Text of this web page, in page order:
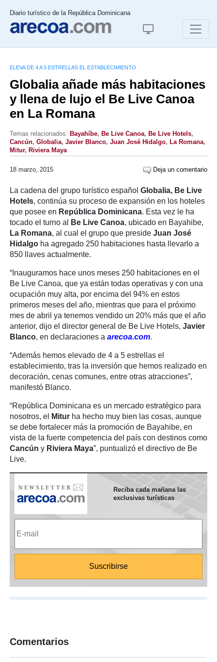
Diario turístico de la República Dominicana
ELEVA DE 4 A 5 ESTRELLAS EL ESTABLECIMIENTO
Globalia añade más habitaciones
y llena de lujo el Be Live Canoa
en La Romana
Temas relacionados: Bayahíbe, Be Live Canoa, Be Live Hotels,
Cancún, Globalia, Javier Blanco, Juan José Hidalgo, La Romana,
Mitur, Riviera Maya
18 marzo, 2015 Deja un comentario
La cadena del grupo turístico español Globalia, Be Live
Hotels, continúa su proceso de expansión en los hoteles
que posee en República Dominicana. Esta vez le ha
tocado el turno al
Be Live Canoa, ubicado en Bayahibe,
La Romana, al cual el grupo que preside Juan José
Hidalgo ha agregado 250 habitaciones hasta llevarlo a
850 llaves actualmente.
“Inauguramos hace unos meses 250 habitaciones en el
Be Live Canoa, que ya están todas operativas y con una
ocupación muy alta, por encima del 94% en estos
primeros meses del año, mientras que para el próximo
mes de abril ya tenemos vendido un 20% más que el año
anterior, dijo el director general de Be Live Hotels, Javier
Blanco, en declaraciones a arecoa.com.
“Además hemos elevado de 4 a 5 estrellas el
establecimiento, tras la inversión que hemos realizado en
decoración, cenas comunes, entre otras atracciones”,
manifestó Blanco.
“República Dominicana es un mercado estratégico para
nosotros, el
Mitur ha hecho muy bien las cosas, aunque
se debe fortalecer más la promoción de Bayahibe, en
vista de la fuerte competencia del país con destinos como
Cancún y Riviera Maya”, puntualizó el directivo de Be
Live.
Reciba cada mañana las
exclusivas turísticas
Comentarios